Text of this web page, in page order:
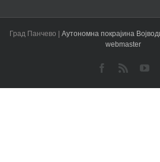
Град Панчево | Аутономна покрајина
webmaster
Facebook
Rss